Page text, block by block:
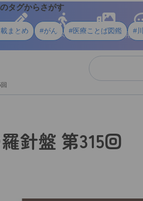
タグからさがす
まとめ #がん #医療ことば図鑑 #
学ぶ ライフスタイル メディア 用語
針盤 第315回